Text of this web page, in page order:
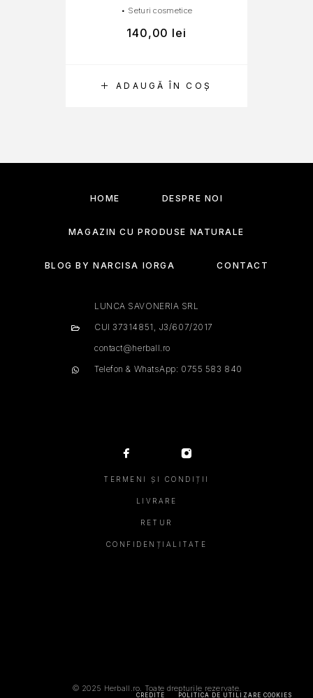
ADAUGĂ ÎN COȘ
• Seturi cosmetice
140,00 lei
HOME DESPRE NOI
MAGAZIN CU PRODUSE NATURALE
BLOG BY NARCISA IORGA CONTACT
LUNCA SAVONERIA SRL
CUI 37314851, J3/607/2017
contact@herball.ro
Telefon & WhatsApp: 0755 583 840
TERMENI ȘI CONDIȚII
LIVRARE
RETUR
CONFIDENȚIALITATE
© 2025 Herball.ro. Toate drepturile rezervate.
CREDITE POLITICA DE UTILIZARE COOKIES